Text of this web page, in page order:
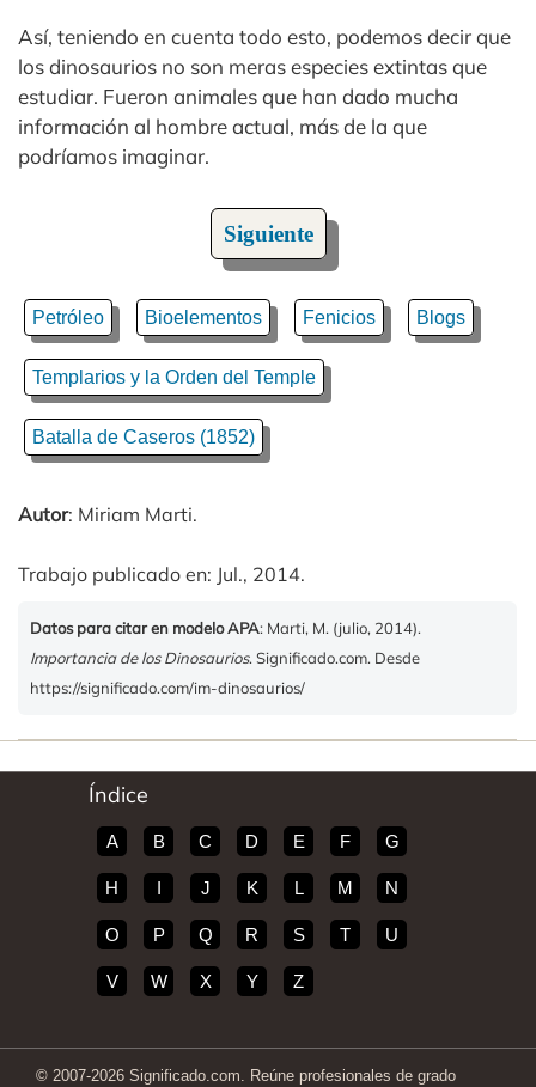
Así, teniendo en cuenta todo esto, podemos decir que
los dinosaurios no son meras especies extintas que
estudiar. Fueron animales que han dado mucha
información al hombre actual, más de la que
podríamos imaginar.
Siguiente
Petróleo Bioelementos Fenicios Blogs
Templarios y la Orden del Temple
Batalla de Caseros (1852)
Autor: Miriam Marti.
Trabajo publicado en: Jul., 2014.
Datos para citar en modelo APA: Marti, M. (julio, 2014).
Importancia de los Dinosaurios. Significado.com. Desde
https://significado.com/im-dinosaurios/
Índice
A B C D E F G
H I J K L M N
O P Q R S T U
V W X Y Z
© 2007-2026 Significado.com. Reúne profesionales de grado